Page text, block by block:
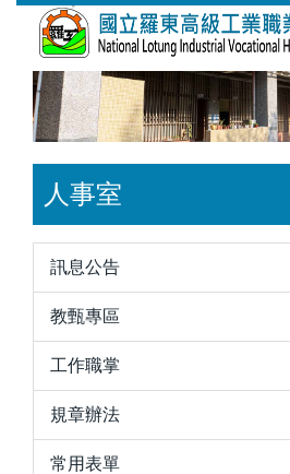
人事室
訊息公告
教甄專區
工作職掌
規章辦法
常用表單